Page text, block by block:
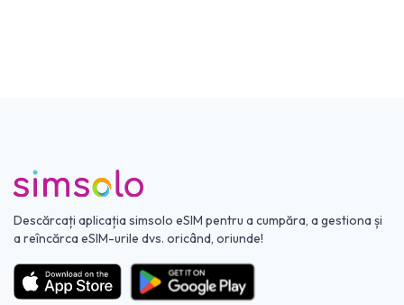
Descărcați aplicația simsolo eSIM pentru a cumpăra, a gestiona și
a reîncărca eSIM-urile dvs. oricând, oriunde!